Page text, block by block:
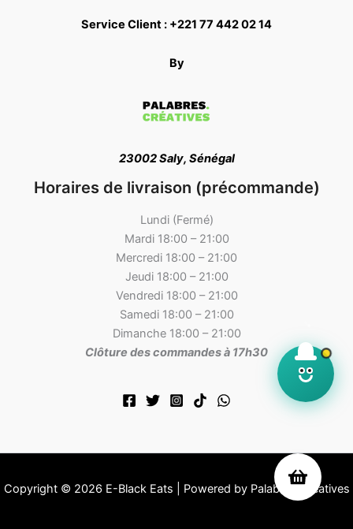
Service Client : +221 77 442 02 14
By
23002 Saly, Sénégal
Horaires de livraison (précommande)
Lundi (Fermé)
Mardi 18:00 – 21:00
Mercredi 18:00 – 21:00
Jeudi 18:00 – 21:00
Vendredi 18:00 – 21:00
Samedi 18:00 – 21:00
Dimanche 18:00 – 21:00
Clôture des commandes à 17h30
Copyright © 2026 E-Black Eats | Powered by Palabres Créatives